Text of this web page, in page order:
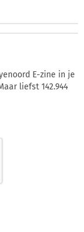
E-zine in je
liefst 142.944